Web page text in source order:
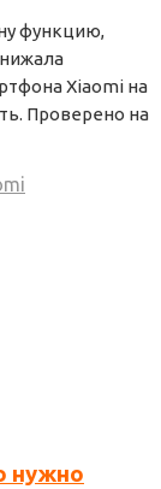
функцию,
Xiaomi на
Проверено на
нужно